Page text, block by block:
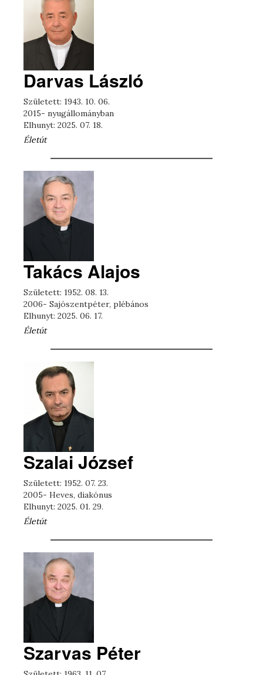
Darvas László
Született: 1943. 10. 06.
2015- nyugállományban
Elhunyt: 2025. 07. 18.
Életút
Takács Alajos
Született: 1952. 08. 13.
2006- Sajószentpéter, plébános
Elhunyt: 2025. 06. 17.
Életút
Szalai József
Született: 1952. 07. 23.
2005- Heves, diakónus
Elhunyt: 2025. 01. 29.
Életút
Szarvas Péter